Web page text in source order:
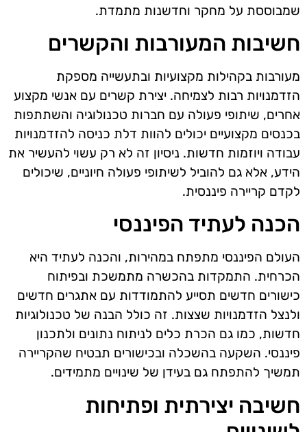
שמבוססת על מחקר וחדשנות מתמדת.
חשיבות המעורבות והקשרים
מעורבות בקהילות מקצועיות ובתעשייה מספקת
הזדמנויות רבות לצמיחה. יצירת קשרים עם אנשי מקצוע
אחרים, שיתופי פעולה עם חברות טכנולוגיה והשתתפות
בכנסים מקצועיים יכולים להוות דלת כניסה להזדמנויות
עבודה ויוזמות חדשות. ניסיון זה לא רק עשוי להעשיר את
הידע, אלא גם להוביל לשיתופי פעולה חיוניים, שיכולים
לקדם קריירה פיננסית.
הכנה לעתיד הפיננסי
העולם הפיננסי מתפתח במהירות, והכנה לעתיד היא
הכרחית. התמקדות בהכשרה מתמשכת ובפיתוח
כישורים חדשים תסייע להתמודדות עם אתגרים חדשים
ולנצל הזדמנויות שצצות. זה כולל הבנה של טכנולוגיות
חדשות, כמו גם הכרת כלים לניתוח נתונים ולתכנון
פיננסי. השקעה בהשכלה ובכישורים תבטיח שהקריירה
תמשיך להתפתח גם בעידן של שינויים מתמידים.
חשיבה יצירתית ופתיחות